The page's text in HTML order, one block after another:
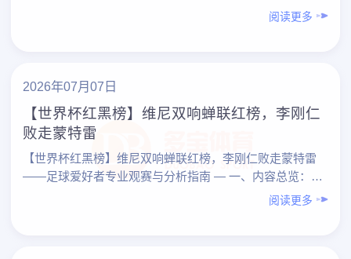
论：这场比赛对足球爱好者意味着什么？ – 维尼修斯……
阅读更多
2026年07月07日
【世界杯红黑榜】维尼双响蝉联红榜，李刚仁
败走蒙特雷
【世界杯红黑榜】维尼双响蝉联红榜，李刚仁败走蒙特雷
——足球爱好者专业观赛与分析指南 — 一、内容总览：从
一则“红黑榜”看懂世界杯观赛门道 以「【世界杯红黑榜】
阅读更多